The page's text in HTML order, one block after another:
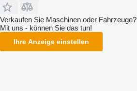
Verkaufen Sie Maschinen oder Fahrzeuge?
Mit uns - können Sie das tun!
Ihre Anzeige einstellen